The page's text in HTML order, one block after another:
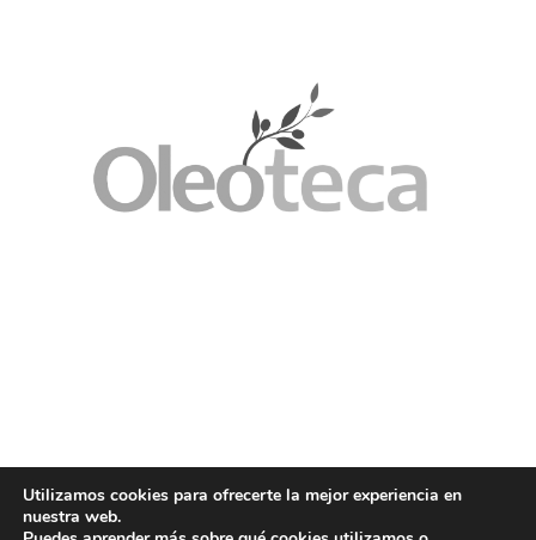
Utilizamos cookies para ofrecerte la mejor experiencia en
nuestra web.